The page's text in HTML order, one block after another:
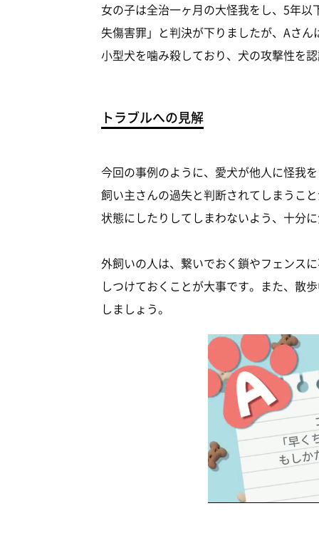
女の子は全治一ヶ月の大怪我をし、5年
失傷害罪」と判決が下りましたが、Aさ
小型犬を噛み殺しており、犬の攻撃性を
トラブルへの見解
今回の事例のように、愛犬が他人に怪我
飼い主さんの過失と判断されてしまうこ
状態にしたりしてしまわないよう、十分
外飼いの人は、繋いでおく鎖やフェンス
しつけておくことが大事です。また、散
しましょう。